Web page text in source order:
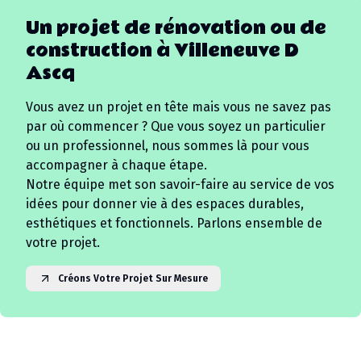
Un projet de rénovation ou de
construction àVilleneuve D
Ascq
Vous avez un projet en tête mais vous ne savez pas
par où commencer ? Que vous soyez un particulier
ou un professionnel, nous sommes là pour vous
accompagner à chaque étape.
Notre équipe met son savoir-faire au service de vos
idées pour donner vie à des espaces durables,
esthétiques et fonctionnels. Parlons ensemble de
votre projet.
Créons Votre Projet Sur Mesure